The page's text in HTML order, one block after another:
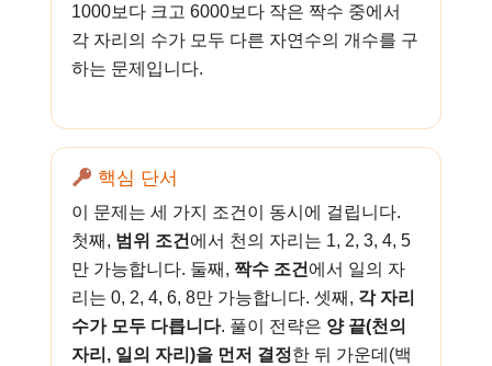
1000보다 크고 6000보다 작은 짝수 중에서
각 자리의 수가 모두 다른 자연수의 개수를 구
하는 문제입니다.
핵심 단서
이 문제는 세 가지 조건이 동시에 걸립니다.
첫째, 범위 조건 에서 천의 자리는 1, 2, 3, 4, 5
만 가능합니다. 둘째, 짝수 조건 에서 일의 자
리는 0, 2, 4, 6, 8만 가능합니다. 셋째, 각 자리
수가 모두 다릅니다. 풀이 전략은 양 끝(천의
자리, 일의 자리)을 먼저 결정한 뒤 가운데(백